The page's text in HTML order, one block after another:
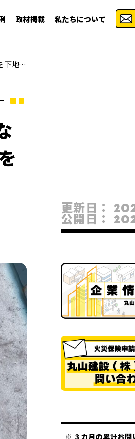
取材掲載 私たちについて
所沢・川越で頻発する棟板金の飛散事故なぜ築10年以上で一気に被害が増えるのかを下地構造と合わせて専門的に説明
更新日：
公開日：
※ ３カ月の累計お問